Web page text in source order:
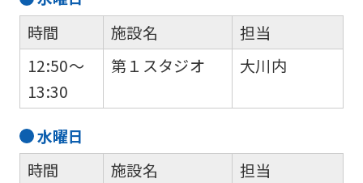
時間
12:50～
13:30
施設名
第１スタジオ
担当
大川内
水曜日
時間
施設名
担当
Sports
official
website
translated